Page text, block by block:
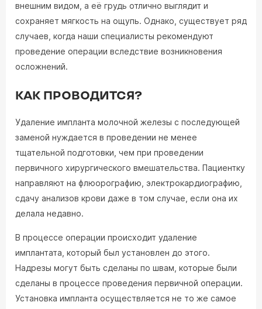
внешним видом, а её грудь отлично выглядит и
сохраняет мягкость на ощупь. Однако, существует ряд
случаев, когда наши специалисты рекомендуют
проведение операции вследствие возникновения
осложнений.
КАК ПРОВОДИТСЯ?
Удаление импланта молочной железы с последующей
заменой нуждается в проведении не менее
тщательной подготовки, чем при проведении
первичного хирургического вмешательства. Пациентку
направляют на флюорографию, электрокардиографию,
сдачу анализов крови даже в том случае, если она их
делала недавно.
В процессе операции происходит удаление
имплантата, который был установлен до этого.
Надрезы могут быть сделаны по швам, которые были
сделаны в процессе проведения первичной операции.
Установка импланта осуществляется не то же самое